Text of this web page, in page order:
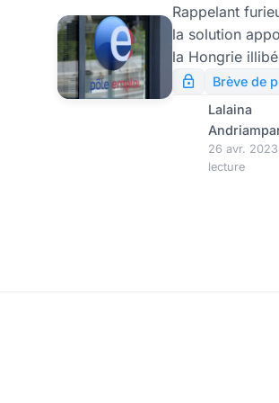
Tsiganes
par
Schwartz
Rappelant
la solution
la Hongrie
problème
réforme du
cadre de
pointe vers un
gestion du
Brève de
Lalaina
26 avr.
lecture